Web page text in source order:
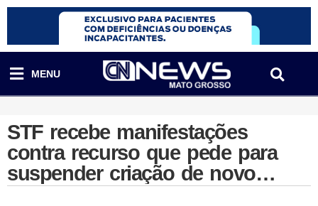
MENU
STF recebe manifestações
contra recurso que pede para
suspender criação de novo
município no Nortão